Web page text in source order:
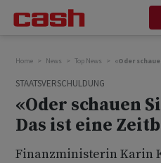
Home News Top News «Oder
STAATSVERSCHULDUNG
«Oder schauen
Das ist eine
Finanzministerin Karin